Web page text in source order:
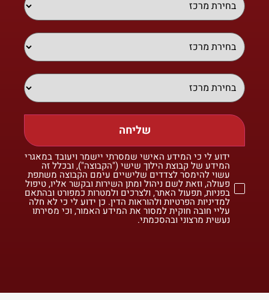
שליחה
ידוע לי כי המידע האישי שמסרתי יישמר ויעובד במאגרי
המידע של קבוצת הילוך שישי ("הקבוצה"), ובכלל זה
עשוי להימסר לצדדים שלישיים עימם הקבוצה משתפת
פעולה, וזאת לשם ניהול ומתן השירות ובקשר אליו, טיפול
בפניות, תפעול האתר, ולצרכים ולמטרות כמפורט ובהתאם
למדיניות הפרטיות ולהוראות הדין. כן ידוע לי כי לא חלה
עליי חובה חוקית למסור את המידע האמור, וכי מסירתו
נעשית מרצוני ובהסכמתי.